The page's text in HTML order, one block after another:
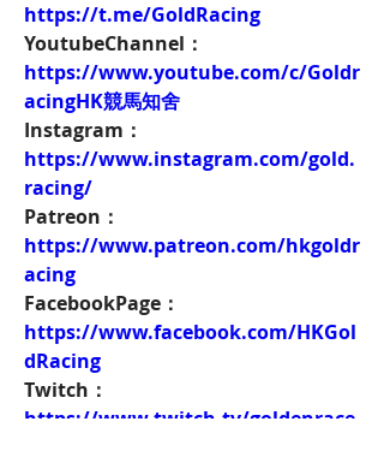
https://t.me/GoldRacing
YoutubeChannel：
https://www.youtube.com/c/Goldr
acingHK競馬知舍
Instagram：
https://www.instagram.com/gold.
racing/
Patreon：
https://www.patreon.com/hkgoldr
acing
FacebookPage：
https://www.facebook.com/HKGol
dRacing
Twitch：
https://www.twitch.tv/goldenrace